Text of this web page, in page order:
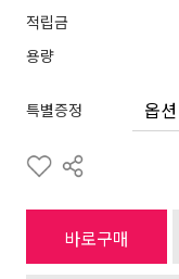
적립금
용량
특별증정
바로구매